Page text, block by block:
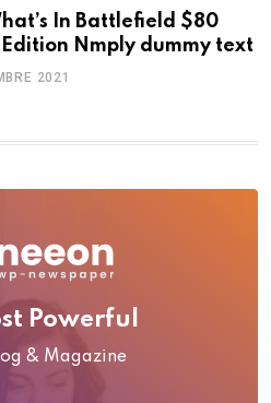
In Battlefield $80
Edition Nmply dummy text
2021
Powerful
& Magazine